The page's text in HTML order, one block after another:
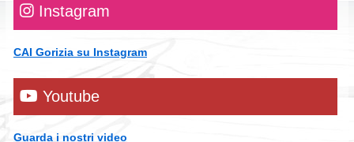
Instagram
CAI Gorizia su Instagram
Youtube
Guarda i nostri video